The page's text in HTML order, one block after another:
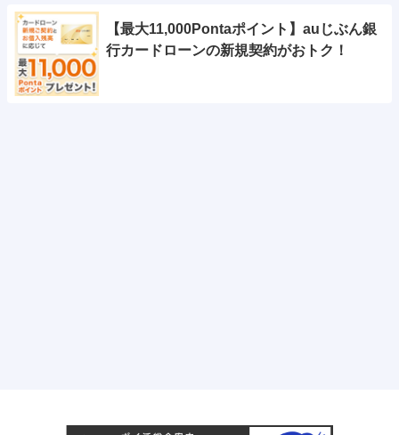
【最大11,000Pontaポイント】auじぶん銀
行カードローンの新規契約がおトク！